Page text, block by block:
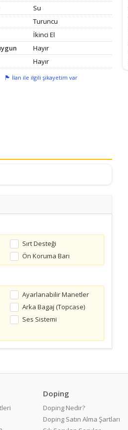
Su
Turuncu
İkinci El
Hayır
Hayır
İlan ile ilgili şikayetim var
Sırt Desteği
Ön Koruma Barı
Ayarlanabilir Manetler
Arka Bagaj (Topcase)
Ses Sistemi
Doping
Doping Nedir?
Doping Satın Alma Şartları